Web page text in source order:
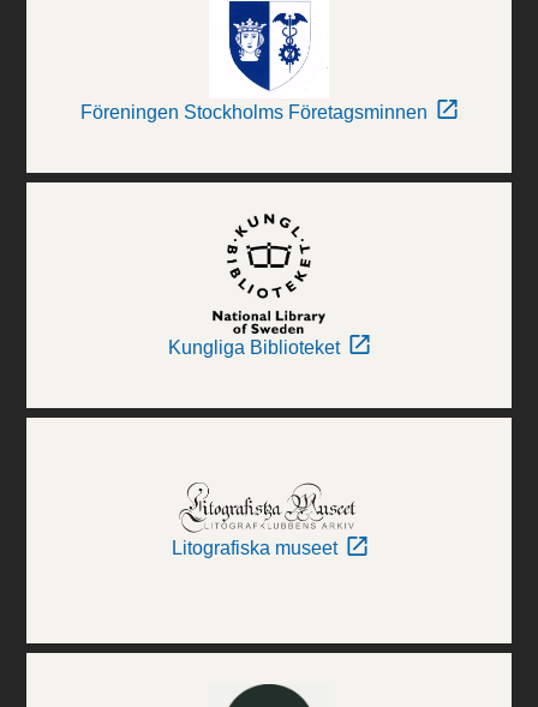
Föreningen Stockholms Företagsminnen
Kungliga Biblioteket
Litografiska museet